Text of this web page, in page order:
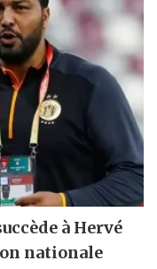
à Hervé
nationale